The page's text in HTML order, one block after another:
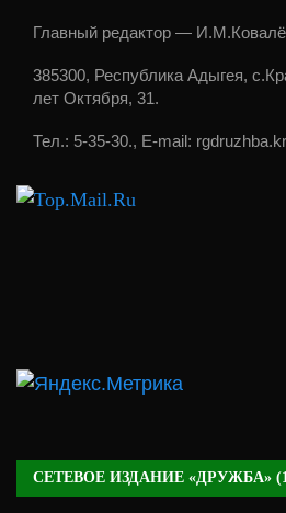
Главный редактор —
385300, Республика Адыгея,
лет Октября, 31.
Тел.: 5-35-30., E-mail:
СЕТЕВОЕ ИЗДАНИЕ «ДРУЖБА»